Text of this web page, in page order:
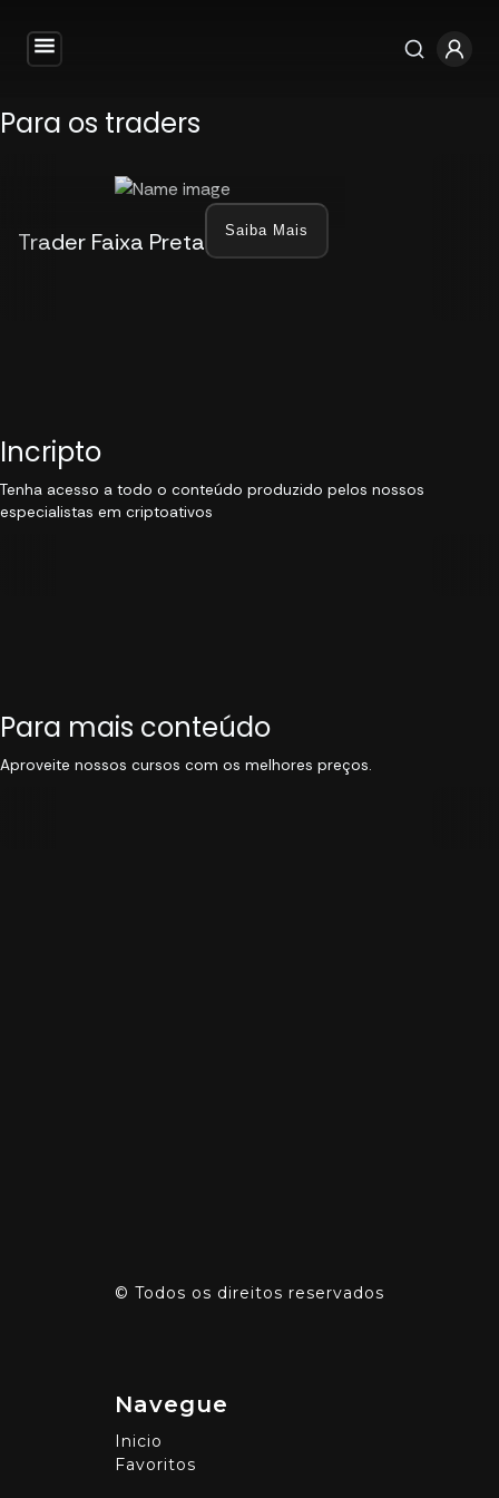
Para os traders
Trader Faixa Preta Saiba Mais
Incripto
Tenha acesso a todo o conteúdo produzido pelos nossos
especialistas em criptoativos
Para mais conteúdo
Aproveite nossos cursos com os melhores preços.
© Todos os direitos reservados
Navegue
Inicio
Favoritos